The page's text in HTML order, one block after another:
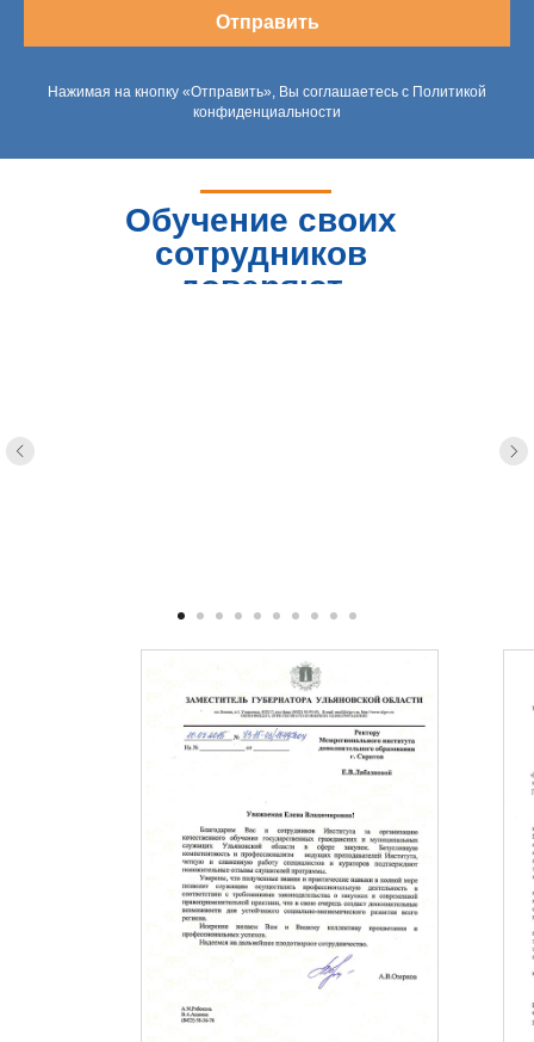
Отправить
Нажимая на кнопку «Отправить», Вы соглашаетесь с Политикой
конфиденциальности
Обучение своих
сотрудников
доверяют